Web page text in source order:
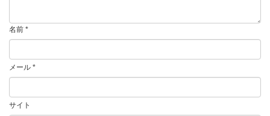
名前 *
メール *
サイト